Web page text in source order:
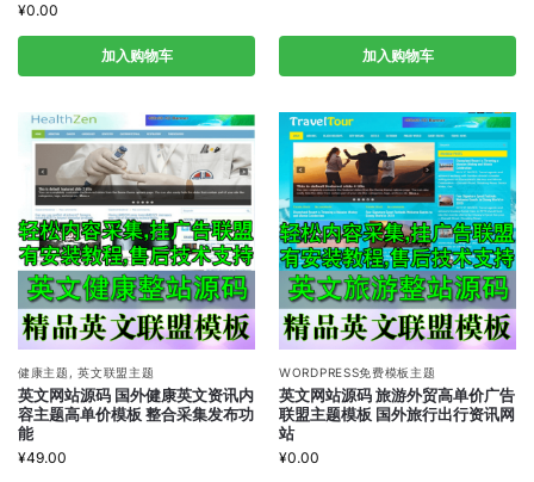
¥0.00
加入购物车 加入购物车
健康主题 ,英文联盟主题
英文网站源码 国外健康英文资讯内
容主题高单价模板 整合采集发布功
能
¥49.00
WORDPRESS免费模板主题
英文网站源码 旅游外贸高单价广告
联盟主题模板 国外旅行出行资讯网
站
¥0.00